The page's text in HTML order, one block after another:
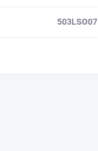
503LSO07